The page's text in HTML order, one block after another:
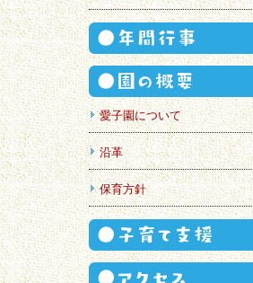
愛子園について
沿革
保育方針